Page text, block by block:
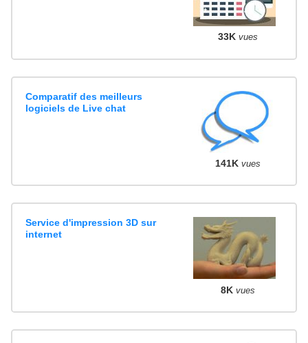
33K vues
Comparatif des meilleurs
logiciels de Live chat
141K vues
Service d'impression 3D sur
internet
8K vues